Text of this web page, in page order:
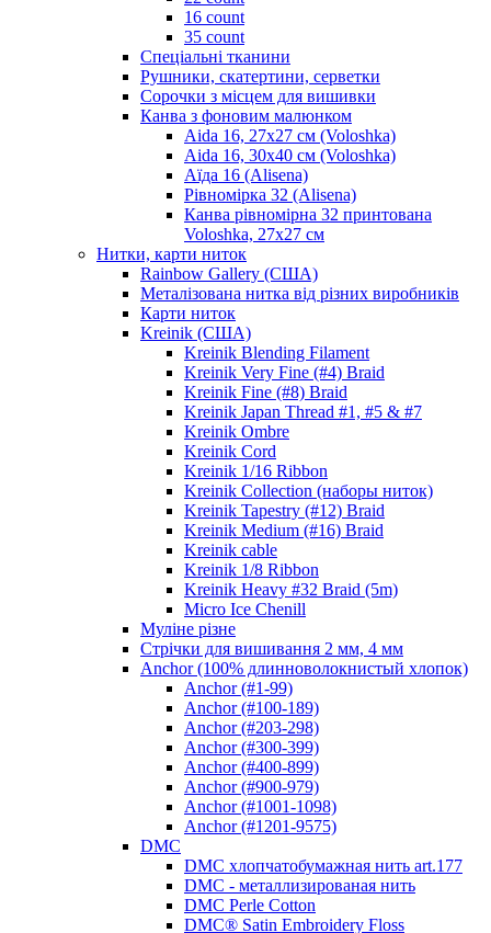
16 count
35 count
Спеціальні тканини
Рушники, скатертини, серветки
Сорочки з місцем для вишивки
Канва з фоновим малюнком
Aida 16, 27х27 см (Voloshka)
Aida 16, 30х40 см (Voloshka)
Аїда 16 (Alisena)
Рівномірка 32 (Alisena)
Канва рівномірна 32 принтована
Voloshka, 27х27 см
Нитки, карти ниток
Rainbow Gallery (США)
Металізована нитка від різних виробників
Карти ниток
Kreinik (США)
Kreinik Blending Filament
Kreinik Very Fine (#4) Braid
Kreinik Fine (#8) Braid
Kreinik Japan Thread #1, #5 & #7
Kreinik Ombre
Kreinik Cord
Kreinik 1/16 Ribbon
Kreinik Collection (наборы ниток)
Kreinik Tapestry (#12) Braid
Kreinik Medium (#16) Braid
Kreinik cable
Kreinik 1/8 Ribbon
Kreinik Heavy #32 Braid (5m)
Micro Ice Chenill
Муліне різне
Стрічки для вишивання 2 мм, 4 мм
Anchor (100% длинноволокнистый хлопок)
Anchor (#1-99)
Anchor (#100-189)
Anchor (#203-298)
Anchor (#300-399)
Anchor (#400-899)
Anchor (#900-979)
Anchor (#1001-1098)
Anchor (#1201-9575)
DMC
DMC хлопчатобумажная нить art.177
DMC - металлизированая нить
DMC Perle Cotton
DMC® Satin Embroidery Floss